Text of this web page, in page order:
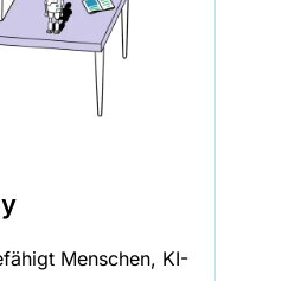
Menschen, KI-